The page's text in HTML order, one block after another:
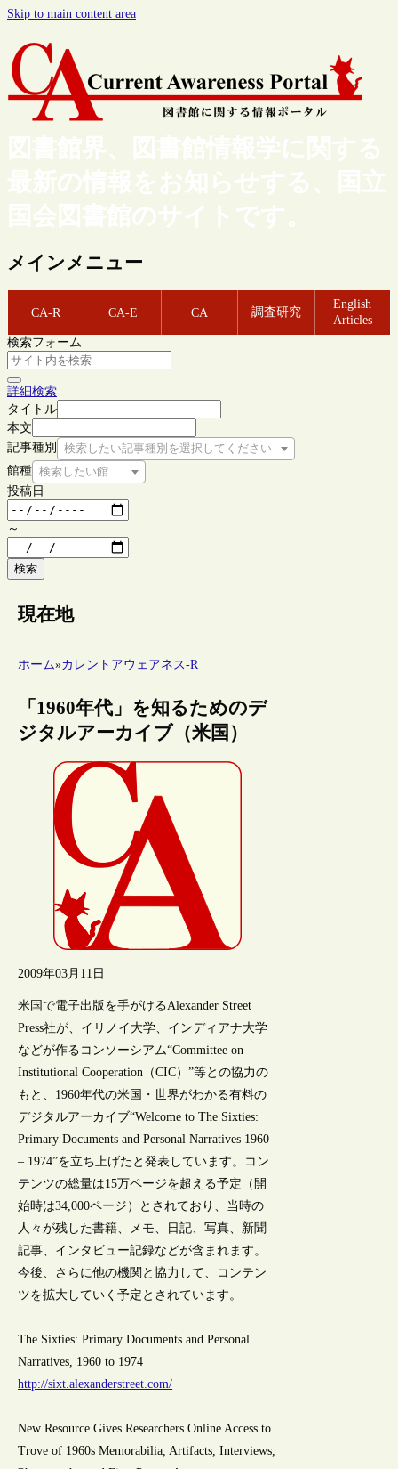
Skip to main content area
図書館界、図書館情報学に関する
最新の情報をお知らせする、国立
国会図書館のサイトです。
メインメニュー
CA-R CA-E CA 調査研究
English
Articles
検索フォーム
詳細検索
タイトル
本文
記事種別
検索したい記事種別を選択してください
館種 検索したい館種を選択してください
投稿日
～
検索
現在地
ホーム»カレントアウェアネス-R
「1960年代」を知るためのデ
ジタルアーカイブ（米国）
2009年03月11日
米国で電子出版を手がけるAlexander Street
Press社が、イリノイ大学、インディアナ大学
などが作るコンソーシアム“Committee on
Institutional Cooperation（CIC）”等との協力の
もと、1960年代の米国・世界がわかる有料の
デジタルアーカイブ“Welcome to The Sixties:
Primary Documents and Personal Narratives 1960
– 1974”を立ち上げたと発表しています。コン
テンツの総量は15万ページを超える予定（開
始時は34,000ページ）とされており、当時の
人々が残した書籍、メモ、日記、写真、新聞
記事、インタビュー記録などが含まれます。
今後、さらに他の機関と協力して、コンテン
ツを拡大していく予定とされています。
The Sixties: Primary Documents and Personal
Narratives, 1960 to 1974
http://sixt.alexanderstreet.com/
New Resource Gives Researchers Online Access to
Trove of 1960s Memorabilia, Artifacts, Interviews,